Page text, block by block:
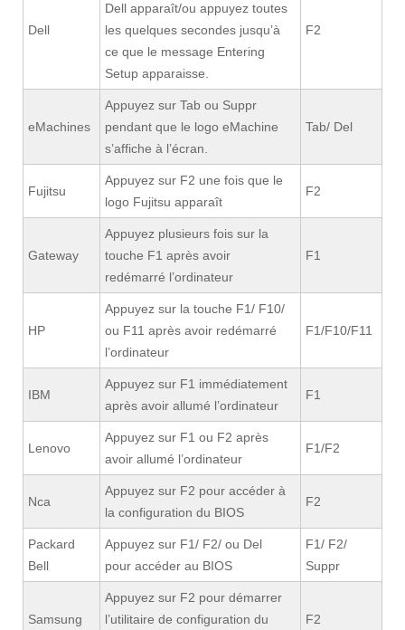
Dell
Dell apparaît/ou appuyez toutes
les quelques secondes jusqu’à
ce que le message Entering
Setup apparaisse.
F2
eMachines
Appuyez sur Tab ou Suppr
pendant que le logo eMachine
s’affiche à l’écran.
Tab/ Del
Fujitsu
Appuyez sur F2 une fois que le
logo Fujitsu apparaît
F2
Gateway
Appuyez plusieurs fois sur la
touche F1 après avoir
redémarré l’ordinateur
F1
HP
Appuyez sur la touche F1/ F10/
ou F11 après avoir redémarré
l’ordinateur
F1/F10/F11
IBM
Appuyez sur F1 immédiatement
après avoir allumé l’ordinateur
F1
Lenovo
Appuyez sur F1 ou F2 après
avoir allumé l’ordinateur
F1/F2
Nca
Appuyez sur F2 pour accéder à
la configuration du BIOS
F2
Packard
Bell
Appuyez sur F1/ F2/ ou Del
pour accéder au BIOS
F1/ F2/
Suppr
Samsung
Appuyez sur F2 pour démarrer
l’utilitaire de configuration du
F2